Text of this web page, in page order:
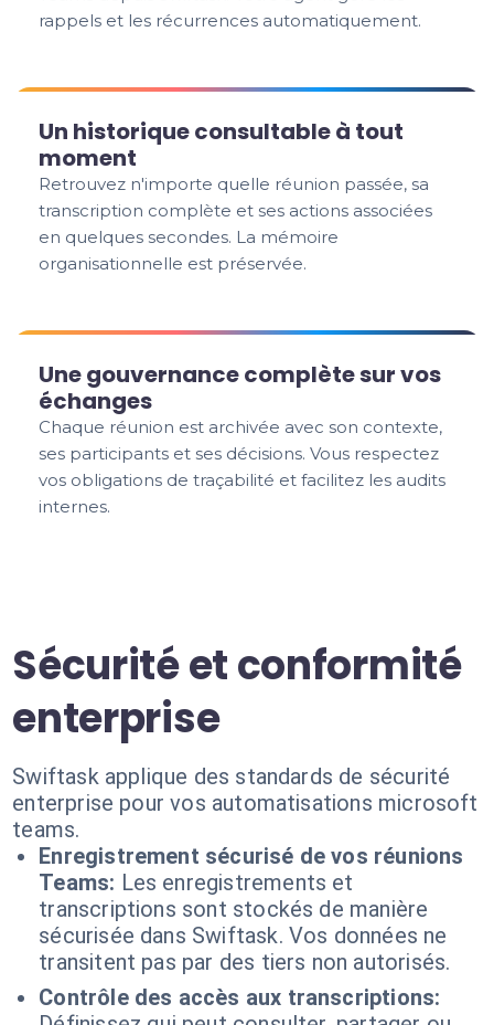
rappels et les récurrences automatiquement.
Un historique consultable à tout
moment
Retrouvez n'importe quelle réunion passée, sa
transcription complète et ses actions associées
en quelques secondes. La mémoire
organisationnelle est préservée.
Une gouvernance complète sur vos
échanges
Chaque réunion est archivée avec son contexte,
ses participants et ses décisions. Vous respectez
vos obligations de traçabilité et facilitez les audits
internes.
Sécurité et conformité
enterprise
Swiftask applique des standards de sécurité
enterprise pour vos automatisations microsoft
teams.
Enregistrement sécurisé de vos réunions
Teams: Les enregistrements et
transcriptions sont stockés de manière
sécurisée dans Swiftask. Vos données ne
transitent pas par des tiers non autorisés.
Contrôle des accès aux transcriptions: